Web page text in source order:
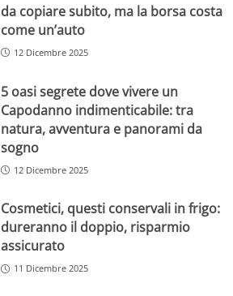
da copiare subito, ma la borsa costa
come un’auto
12 Dicembre 2025
5 oasi segrete dove vivere un
Capodanno indimenticabile: tra
natura, avventura e panorami da
sogno
12 Dicembre 2025
Cosmetici, questi conservali in frigo:
dureranno il doppio, risparmio
assicurato
11 Dicembre 2025